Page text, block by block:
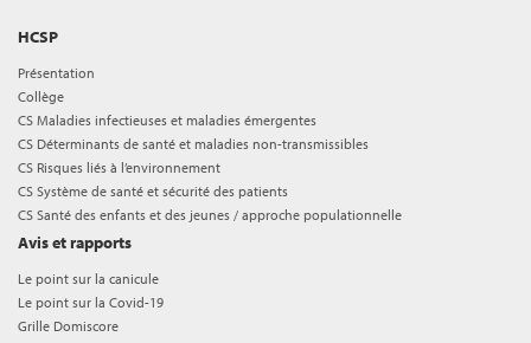
HCSP
Présentation
Collège
CS Maladies infectieuses et maladies émergentes
CS Déterminants de santé et maladies non-transmissibles
CS Risques liés à l’environnement
CS Système de santé et sécurité des patients
CS Santé des enfants et des jeunes / approche populationnelle
Avis et rapports
Le point sur la canicule
Le point sur la Covid-19
Grille Domiscore